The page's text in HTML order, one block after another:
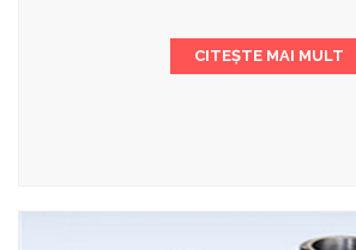
CITEȘTE MAI MULT